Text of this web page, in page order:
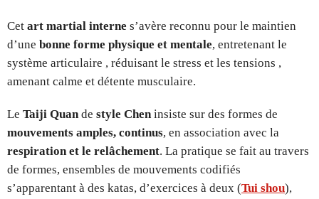
Cet art martial interne s’avère reconnu pour le maintien
d’une bonne forme physique et mentale, entretenant le
système articulaire , réduisant le stress et les tensions ,
amenant calme et détente musculaire.
Le Taiji Quande style Cheninsiste sur des formes de
mouvements amples, continus, en association avec la
respiration et le relâchement. La pratique se fait au travers
de formes, ensembles de mouvements codifiés
s’apparentant à des katas, d’exercices à deux (Tui shou),